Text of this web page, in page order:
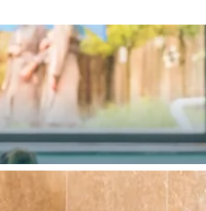
de weidsheid van het ommeland en